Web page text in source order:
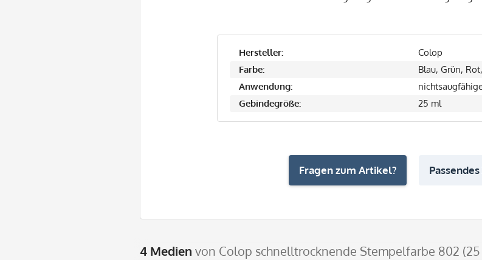
Hersteller:
Colop
Farbe:
Blau, Grün,
Anwendung:
Gebindegröße:
25 ml
Fragen zum Artikel?
4 Medien von Colop schnelltrocknende Stempelfarbe 802